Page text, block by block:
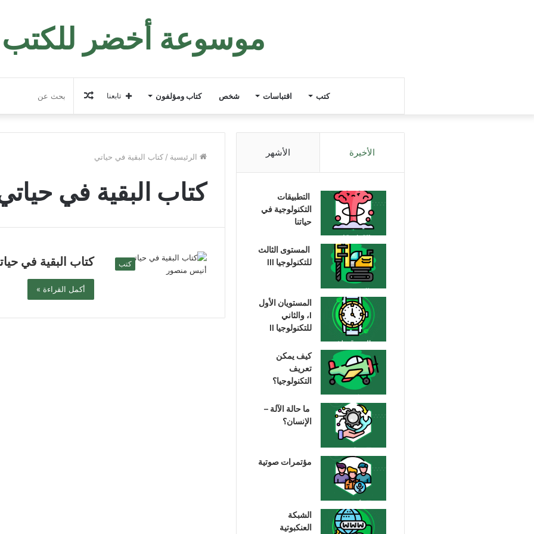
موسوعة أخضر للكتب
كتب اقتباسات شخص كتاب ومؤلفون مقال
عشوائي
تابعنا
الرئيسية / كتاب البقية في حياتي
كتاب البقية في
كتب كتاب البقية في
أكمل القراءة »
الأخيرة الأشهر
التطبيقات
التكنولوجية في
حياتنا
المستوى الثالث
للتكنولوجيا III
المستويان الأول
I، والثاني
للتكنولوجيا II
كيف يمكن
تعريف
التكنولوجيا؟
ما حالة الآلة –
الإنسان؟
مؤتمرات صوتية
الشبكة
العنكبوتية